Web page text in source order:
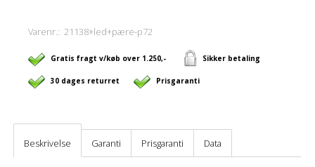
Varenr.:21138+led+pære-p72
Gratis fragt v/køb over 1.250,- Sikker betaling
30 dages returret Prisgaranti
Beskrivelse Garanti Prisgaranti Data